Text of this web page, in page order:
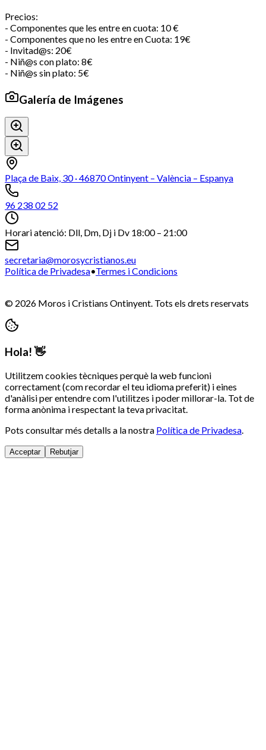
Precios:
- Componentes que les entre en cuota: 10 €
- Componentes que no les entre en Cuota: 19€
- Invitad@s: 20€
- Niñ@s con plato: 8€
- Niñ@s sin plato: 5€
Galería de Imágenes
Plaça de Baix, 30 · 46870 Ontinyent – València – Espanya
96 238 02 52
Horari atenció: Dll, Dm, Dj i Dv 18:00 – 21:00
secretaria@morosycristianos.eu
Política de Privadesa•Termes i Condicions
© 2026 Moros i Cristians Ontinyent. Tots els drets reservats
Hola! 👋
Utilitzem cookies tècniques perquè la web funcioni
correctament (com recordar el teu idioma preferit) i eines
d'anàlisi per entendre com l'utilitzes i poder millorar-la. Tot de
forma anònima i respectant la teva privacitat.
Pots consultar més detalls a la nostra Política de Privadesa
Acceptar Rebutjar